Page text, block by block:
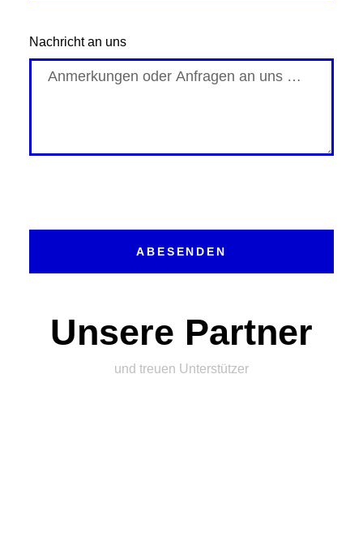
Nachricht an uns
ABESENDEN
Unsere Partner
und treuen Unterstützer